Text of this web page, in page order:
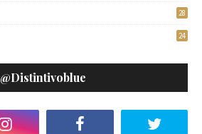
28
24
@distintivoblue